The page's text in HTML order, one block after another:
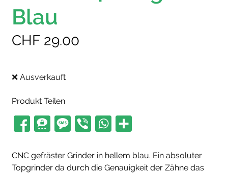
Blau
CHF 29.00
❌ Ausverkauft
Produkt Teilen
CNC gefräster Grinder in hellem blau. Ein absoluter
Topgrinder da durch die Genauigkeit der Zähne das